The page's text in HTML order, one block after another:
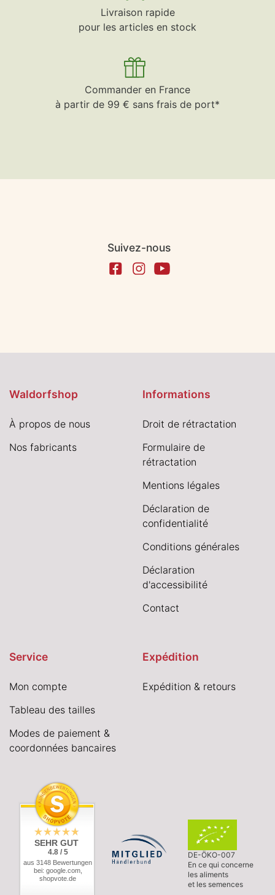
Livraison rapide
pour les articles en stock
Commander en France
à partir de 99 € sans frais de port*
Suivez-nous
Waldorfshop
À propos de nous
Nos fabricants
Informations
Droit de rétractation
Formulaire de
rétractation
Mentions légales
Déclaration de
confidentialité
Conditions générales
Déclaration
d'accessibilité
Contact
Service
Mon compte
Tableau des tailles
Modes de paiement &
coordonnées bancaires
Expédition
Expédition & retours
SEHR GUT
4.8 / 5
aus 3148 Bewertungen
bei: google.com,
shopvote.de
DE-ÖKO-007
En ce qui concerne
les aliments
et les semences